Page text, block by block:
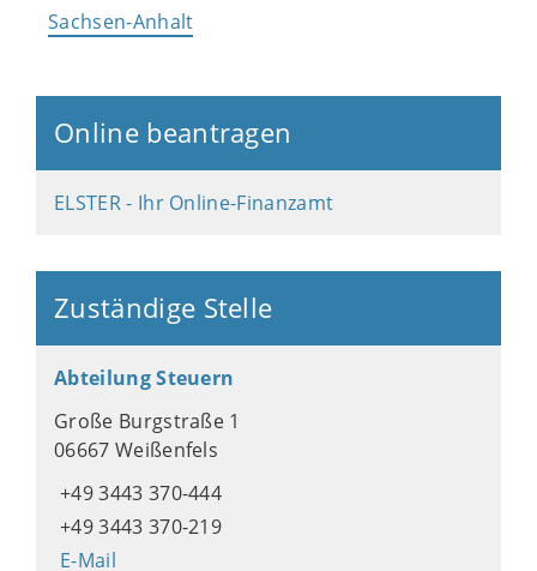
Sachsen-Anhalt
Online beantragen
ELSTER - Ihr Online-Finanzamt
Zuständige Stelle
Abteilung Steuern
Große Burgstraße 1
06667 Weißenfels
+49 3443 370-444
+49 3443 370-219
E-Mail